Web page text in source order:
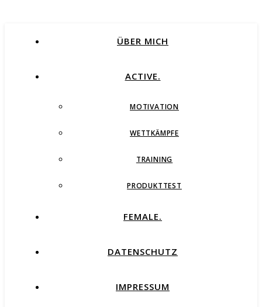
ÜBER MICH
ACTIVE.
MOTIVATION
WETTKÄMPFE
TRAINING
PRODUKTTEST
FEMALE.
DATENSCHUTZ
IMPRESSUM